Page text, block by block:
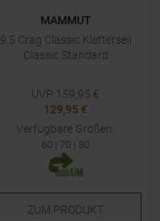
MAMMUT
9.5 Crag Classic Kletterseil
Classic Standard
UVP 159,95 €
129,95 €
Verfügbare Größen:
60 | 70 | 80
ZUM PRODUKT